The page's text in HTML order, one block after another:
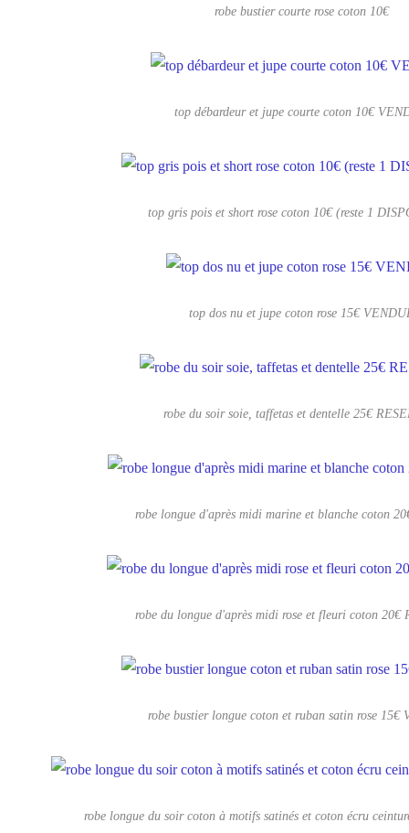
robe bustier courte rose coton 10€
top débardeur et jupe courte coton 10€
top gris pois et short rose coton 10€ (reste 1
top dos nu et jupe coton rose 15€
robe du soir soie, taffetas et dentelle 25€
robe longue d'après midi marine et blanche coton
robe du longue d'après midi rose et fleuri coton 20€
robe bustier longue coton et ruban satin rose 15€
robe longue du soir coton à motifs satinés et coton écru